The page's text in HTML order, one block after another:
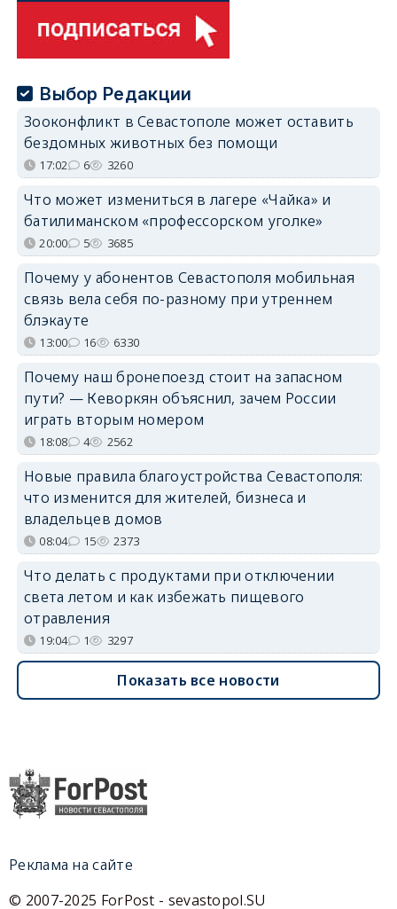
Выбор Редакции
Зооконфликт в Севастополе может оставить
бездомных животных без помощи
17:02 6 3260
Что может измениться в лагере «Чайка» и
батилиманском «профессорском уголке»
20:00 5 3685
Почему у абонентов Севастополя мобильная
связь вела себя по-разному при утреннем
блэкауте
13:00 16 6330
Почему наш бронепоезд стоит на запасном
пути? — Кеворкян объяснил, зачем России
играть вторым номером
18:08 4 2562
Новые правила благоустройства Севастополя:
что изменится для жителей, бизнеса и
владельцев домов
08:04 15 2373
Что делать с продуктами при отключении
света летом и как избежать пищевого
отравления
19:04 1 3297
Показать все новости
Реклама на сайте
© 2007-2025 ForPost - sevastopol.SU